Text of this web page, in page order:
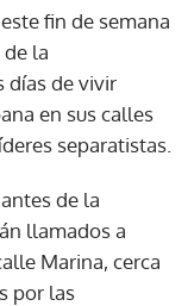
fin de semana
la
días de vivir
en sus calles
separatistas.
de la
llamados a
Marina, cerca
por las